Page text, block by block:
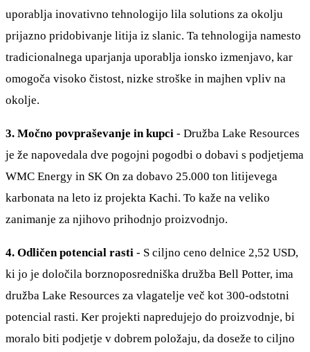
uporablja inovativno tehnologijo lila solutions za okolju
prijazno pridobivanje litija iz slanic. Ta tehnologija namesto
tradicionalnega uparjanja uporablja ionsko izmenjavo, kar
omogoča visoko čistost, nizke stroške in majhen vpliv na
okolje.
3. Močno povpraševanje in kupci - Družba Lake Resources
je že napovedala dve pogojni pogodbi o dobavi s podjetjema
WMC Energy in SK On za dobavo 25.000 ton litijevega
karbonata na leto iz projekta Kachi. To kaže na veliko
zanimanje za njihovo prihodnjo proizvodnjo.
4. Odličen potencial rasti - S ciljno ceno delnice 2,52 USD,
ki jo je določila borznoposredniška družba Bell Potter, ima
družba Lake Resources za vlagatelje več kot 300-odstotni
potencial rasti. Ker projekti napredujejo do proizvodnje, bi
moralo biti podjetje v dobrem položaju, da doseže to ciljno